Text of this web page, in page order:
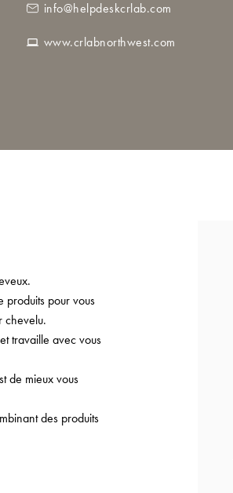
info@helpdeskcrlab.com
www.crlabnorthwest.com
produits pour vous
chevelu.
travaille avec vous
de mieux vous
des produits